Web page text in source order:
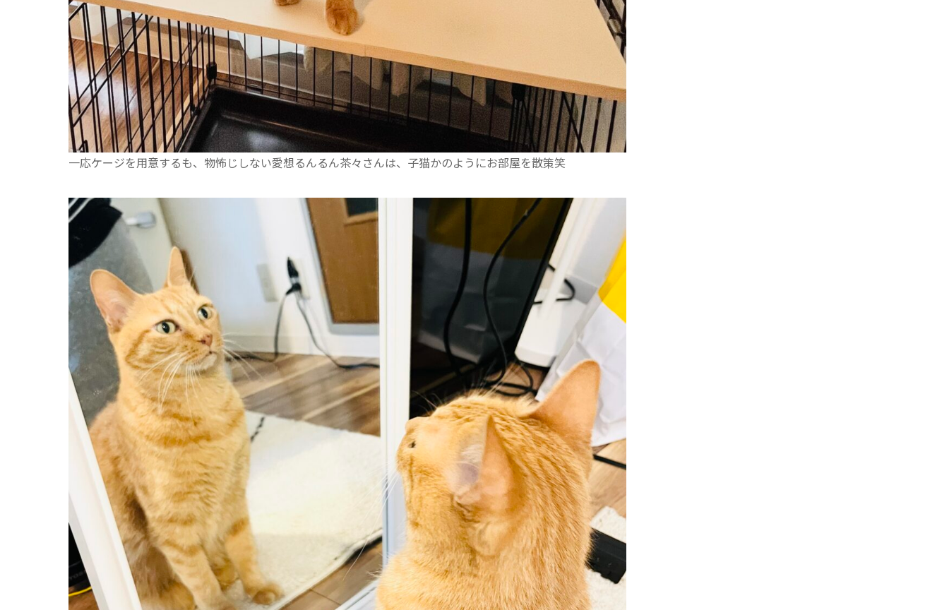
一応ケージを用意するも、物怖じしない愛想るんるん茶々さんは、子猫かのようにお部屋を散策笑